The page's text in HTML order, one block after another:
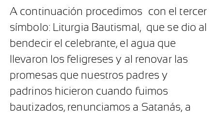
A continuación procedimos con el tercer
símbolo: Liturgia Bautismal, que se dio al
bendecir el celebrante, el agua que
llevaron los feligreses y al renovar las
promesas que nuestros padres y
padrinos hicieron cuando fuimos
bautizados, renunciamos a Satanás, a